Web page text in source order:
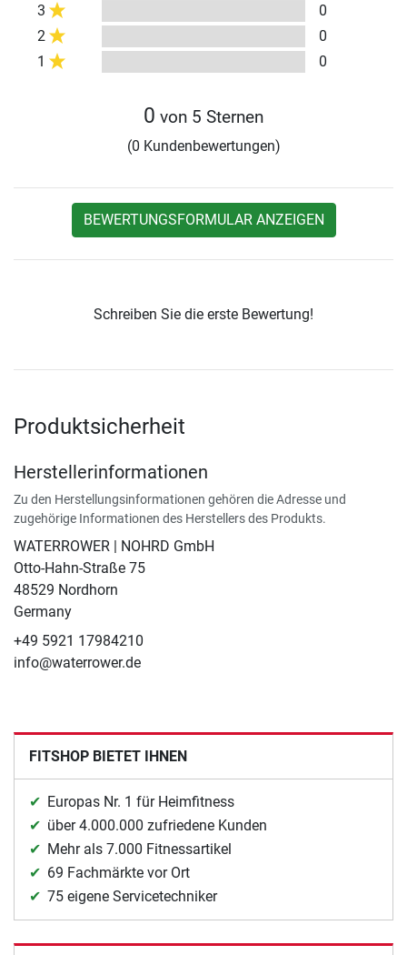
3
0
2
0
1
0
0 von 5 Sternen
(0 Kundenbewertungen)
BEWERTUNGSFORMULAR ANZEIGEN
Schreiben Sie die erste Bewertung!
Produktsicherheit
Herstellerinformationen
Zu den Herstellungsinformationen gehören die Adresse und
zugehörige Informationen des Herstellers des Produkts.
WATERROWER | NOHRD GmbH
Otto-Hahn-Straße 75
48529 Nordhorn
Germany
+49 5921 17984210
info@waterrower.de
FITSHOP BIETET IHNEN
Europas Nr. 1 für Heimfitness
über 4.000.000 zufriedene Kunden
Mehr als 7.000 Fitnessartikel
69 Fachmärkte vor Ort
75 eigene Servicetechniker